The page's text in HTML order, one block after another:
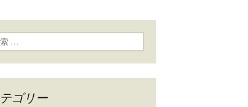
:
ゴリー